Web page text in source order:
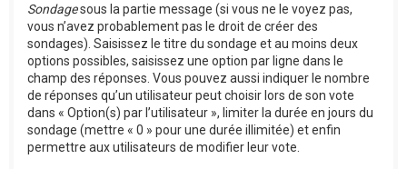
Sondagesous la partie message (si vous ne le voyez pas,
vous n’avez probablement pas le droit de créer des
sondages). Saisissez le titre du sondage et au moins deux
options possibles, saisissez une option par ligne dans le
champ des réponses. Vous pouvez aussi indiquer le nombre
de réponses qu’un utilisateur peut choisir lors de son vote
dans « Option(s) par l’utilisateur », limiter la durée en jours du
sondage (mettre « 0 » pour une durée illimitée) et enfin
permettre aux utilisateurs de modifier leur vote.